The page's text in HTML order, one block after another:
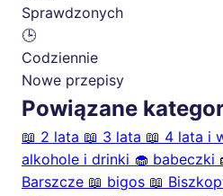
Sprawdzonych
🕒
Codziennie
Nowe przepisy
Powiązane
📖 2 lata 📖 3 lata 📖 4 lata i
alkohole i drinki 🧁 babeczki
Barszcze 📖 bigos 📖